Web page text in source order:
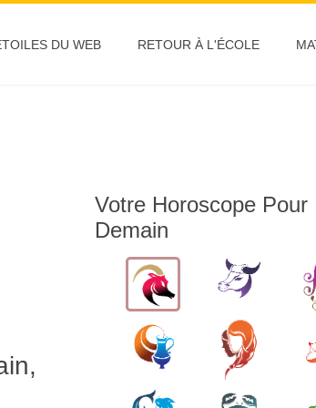
DU WEB RETOUR À L'ÉCOLE
Votre Horoscope Pour
Demain